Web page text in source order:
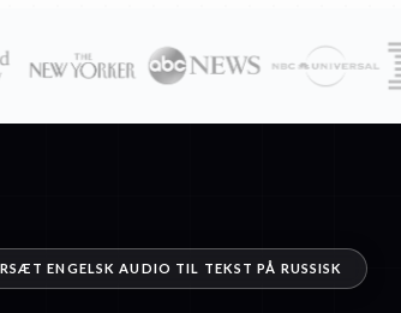
ENGELSK AUDIO TIL TEKST PÅ RUSSISK